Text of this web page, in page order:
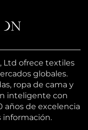
Ltd ofrece textiles
globales.
ropa de cama y
inteligente con
años de excelencia
información.